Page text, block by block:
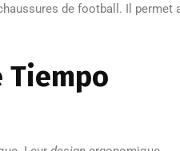
de football. Il permet
Tiempo